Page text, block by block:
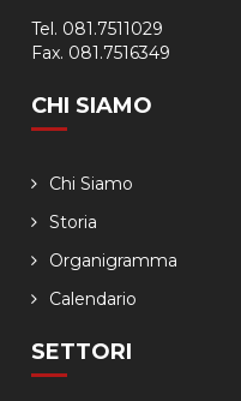
Tel. 081.7511029
Fax. 081.7516349
CHI SIAMO
Chi Siamo
Storia
Organigramma
Calendario
SETTORI